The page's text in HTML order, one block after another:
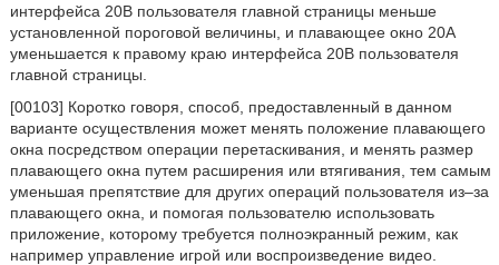
интерфейса 20B пользователя главной страницы меньше
установленной пороговой величины, и плавающее окно 20A
уменьшается к правому краю интерфейса 20B пользователя
главной страницы.
[00103] Коротко говоря, способ, предоставленный в данном
варианте осуществления может менять положение плавающего
окна посредством операции перетаскивания, и менять размер
плавающего окна путем расширения или втягивания, тем самым
уменьшая препятствие для других операций пользователя из–за
плавающего окна, и помогая пользователю использовать
приложение, которому требуется полноэкранный режим, как
например управление игрой или воспроизведение видео.